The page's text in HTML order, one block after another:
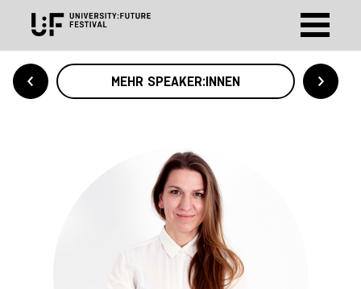
MEHR SPEAKER:INNEN